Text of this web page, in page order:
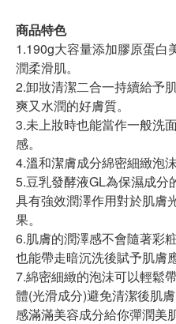
商品特色
1.190g大容量添加膠原蛋白
潤柔滑肌。
2.卸妝清潔二合一持續給予
爽又水潤的好膚質。
3.未上妝時也能當作一般洗
感。
4.溫和潔膚成分綿密細緻泡
5.豆乳發酵液GL為保濕成分
具有強效潤澤作用對於肌膚
果。
6.肌膚的潤澤感不會隨著彩
也能帶走暗沉洗後賦予肌膚
7.綿密細緻的泡沬可以輕鬆
體(光滑成分)避免清潔後肌
感滿滿美容成分給你彈潤美肌